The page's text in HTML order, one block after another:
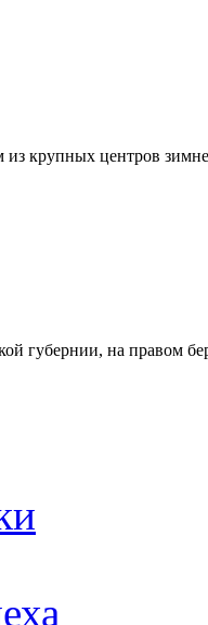
крупных центров
губернии, на правом